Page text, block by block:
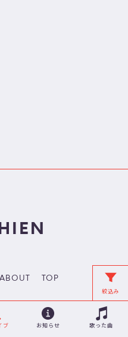
絞込み
ブ お知らせ 歌った曲
ABOUT TOP